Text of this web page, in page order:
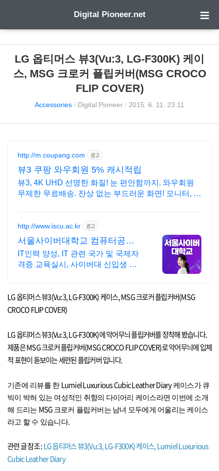
Digital Pioneer.net
LG 옵티머스 뷰3(Vu:3, LG-F300K) 케이
스, MSG 크로커 플립커버(MSG CROCO
FLIP COVER)
Accessories / Digital Pioneer / 2015. 6. 11. 23:11
http://m.coupang.com 광고
뷰3 쿠팡 와우회원 5% 캐시적립
뷰3, 4K UHD 선명한 화질! 눈 편안함까지. 와우회원
무제한 무료배송. 잔상 없는 부드러운 화면! 모니터, 게
http://www.iscu.ac.kr 광고
서울사이버대학교 컴퓨터공학
과 2026 가을학기 신편입생
IT인력 양성, IT 관련 국가 및 국제자
격증 교육실시, 사이버대 신입생 수
LG옵티머스 뷰3(Vu:3, LG-F300K)케이스, MSG크로커 플립커버(MSG
CROCO FLIP COVER)
LG옵티머스 뷰3(Vu:3, LG-F300K)에 악어무늬 플립커버를 장착해 봤습니다.
제품은MSG크로커 플립커버(MSG CROCO FLIP COVER)로 악어무늬에 입체
적 표현이 돋보이는 세련된 플립커버 입니다.
기존에 리뷰를 한 Lumiel Luxurious Cubic Leather Diary케이스가 큐
빅이 박혀 있는 여성적인 취향의 다이어리 케이스라면 이번에 소개
해 드리는 MSG 크로커 플립커버는 남녀 모두에게 어울리는 케이스
라고 할 수 있습니다.
관련 글 참조:LG옵티머스뷰3(Vu:3, LG-F300K)케이스, Lumiel Luxurious
Cubic Leather Diary